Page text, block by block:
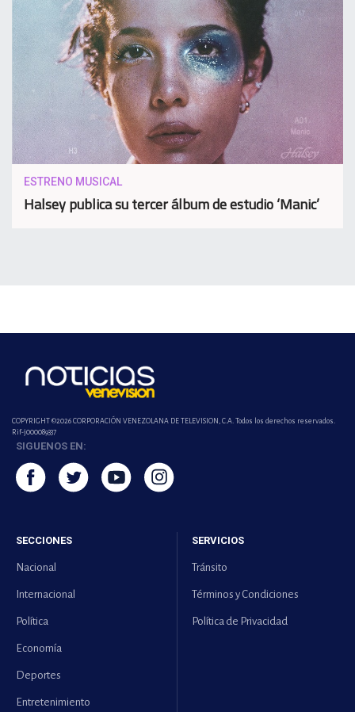
ESTRENO MUSICAL
Halsey publica su tercer álbum de estudio ‘Manic’
COPYRIGHT ©2026 CORPORACIÓN VENEZOLANA DE TELEVISION, C.A. Todos los derechos reservados.
Rif-j000089337
SIGUENOS EN:
SECCIONES
Nacional
Internacional
Política
Economía
Deportes
Entretenimiento
SERVICIOS
Tránsito
Términos y Condiciones
Política de Privacidad